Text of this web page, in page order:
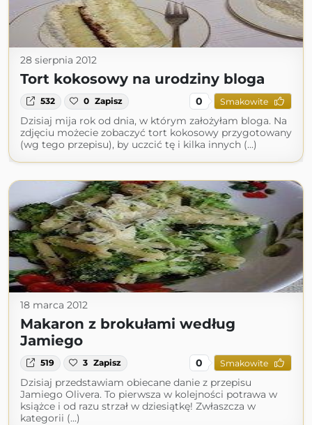
28 sierpnia 2012
Tort kokosowy na urodziny bloga
532 0 Zapisz 0 Smakowite
Dzisiaj mija rok od dnia, w którym założyłam bloga. Na
zdjęciu możecie zobaczyć tort kokosowy przygotowany
(wg tego przepisu), by uczcić tę i kilka innych (...)
18 marca 2012
Makaron z brokułami według
Jamiego
519 3 Zapisz 0 Smakowite
Dzisiaj przedstawiam obiecane danie z przepisu
Jamiego Olivera. To pierwsza w kolejności potrawa w
książce i od razu strzał w dziesiątkę! Zwłaszcza w
kategorii (...)